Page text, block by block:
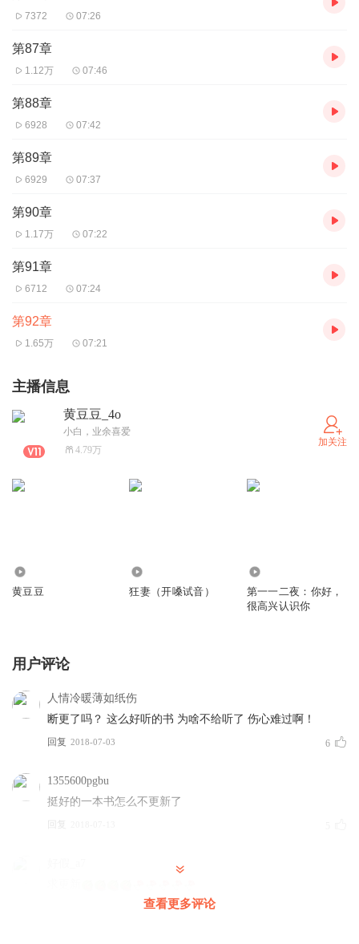
7372 07:26
第87章
1.12万 07:46
第88章
6928 07:42
第89章
6929 07:37
第90章
1.17万 07:22
第91章
6712 07:24
第92章
1.65万 07:21
主播信息
黄豆豆_4o
小白，业余喜爱
4.79万
加关注
黄豆豆 狂妻（开嗓试音）
第一一二夜：你好，
很高兴认识你
用户评论
人情冷暖薄如纸伤
断更了吗？ 这么好听的书 为啥不给听了 伤心难过啊！
回复 2018-07-03 6
1355600pgbu
挺好的一本书怎么不更新了
回复
查看更多评论